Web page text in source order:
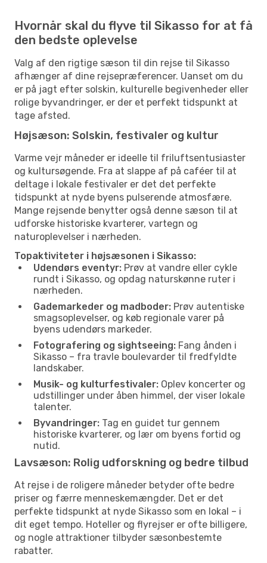
Hvornår skal du flyve til Sikasso for at få
den bedste oplevelse
Valg af den rigtige sæson til din rejse til Sikasso
afhænger af dine rejsepræferencer. Uanset om du
er på jagt efter solskin, kulturelle begivenheder eller
rolige byvandringer, er der et perfekt tidspunkt at
tage afsted.
Højsæson: Solskin, festivaler og kultur
Varme vejr måneder er ideelle til friluftsentusiaster
og kultursøgende. Fra at slappe af på caféer til at
deltage i lokale festivaler er det det perfekte
tidspunkt at nyde byens pulserende atmosfære.
Mange rejsende benytter også denne sæson til at
udforske historiske kvarterer, vartegn og
naturoplevelser i nærheden.
Topaktiviteter i højsæsonen i Sikasso:
Udendørs eventyr: Prøv at vandre eller cykle
rundt i Sikasso, og opdag naturskønne ruter i
nærheden.
Gademarkeder og madboder: Prøv autentiske
smagsoplevelser, og køb regionale varer på
byens udendørs markeder.
Fotografering og sightseeing: Fang ånden i
Sikasso – fra travle boulevarder til fredfyldte
landskaber.
Musik- og kulturfestivaler: Oplev koncerter og
udstillinger under åben himmel, der viser lokale
talenter.
Byvandringer: Tag en guidet tur gennem
historiske kvarterer, og lær om byens fortid og
nutid.
Lavsæson: Rolig udforskning og bedre tilbud
At rejse i de roligere måneder betyder ofte bedre
priser og færre menneskemængder. Det er det
perfekte tidspunkt at nyde Sikasso som en lokal – i
dit eget tempo. Hoteller og flyrejser er ofte billigere,
og nogle attraktioner tilbyder sæsonbestemte
rabatter.